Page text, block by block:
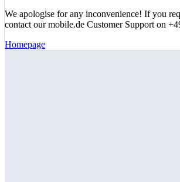
We apologise for any inconvenience! If you
contact our mobile.de Customer Support on
Homepage